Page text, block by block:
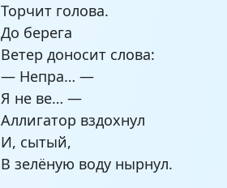
Торчит голова.
До берега
Ветер доносит слова:
— Непра… —
Я не ве… —
Аллигатор вздохнул
И, сытый,
В зелёную воду нырнул.